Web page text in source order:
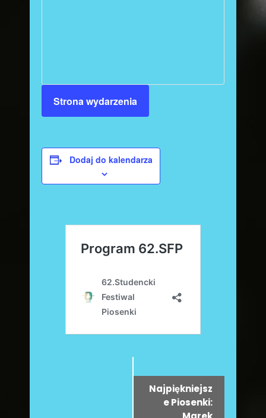
Strona wydarzenia
Dodaj do kalendarza
Najpiękniejsz
e Piosenki: